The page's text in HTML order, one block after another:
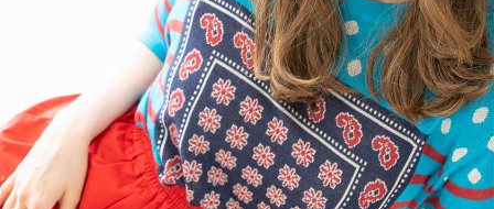
#エンタメ業界のちょっといい話
#サステナブルな取り組み #スタッフが語る